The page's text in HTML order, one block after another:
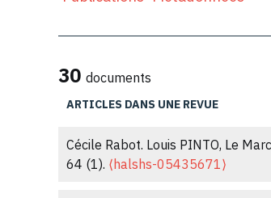
30 documents
ARTICLES DANS UNE REVUE
Cécile Rabot. Louis PINTO, Le
64 (1). ⟨halshs-05435671⟩